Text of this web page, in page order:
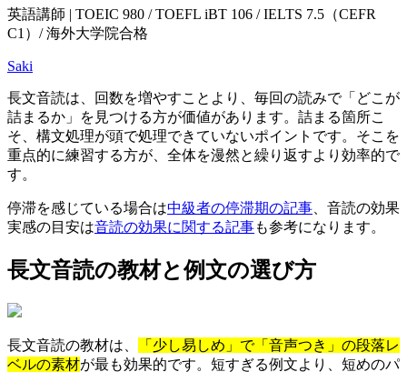
英語講師 | TOEIC 980 / TOEFL iBT 106 / IELTS 7.5（CEFR
C1）/ 海外大学院合格
Saki
長文音読は、回数を増やすことより、毎回の読みで「どこが
詰まるか」を見つける方が価値があります。詰まる箇所こ
そ、構文処理が頭で処理できていないポイントです。そこを
重点的に練習する方が、全体を漫然と繰り返すより効率的で
す。
停滞を感じている場合は中級者の停滞期の記事 、音読の効果
実感の目安は音読の効果に関する記事も参考になります。
長文音読の教材と例文の選び方
長文音読の教材は、
「少し易しめ」で「音声つき」の段落レ
ベルの素材が最も効果的です。短すぎる例文より、短めのパ